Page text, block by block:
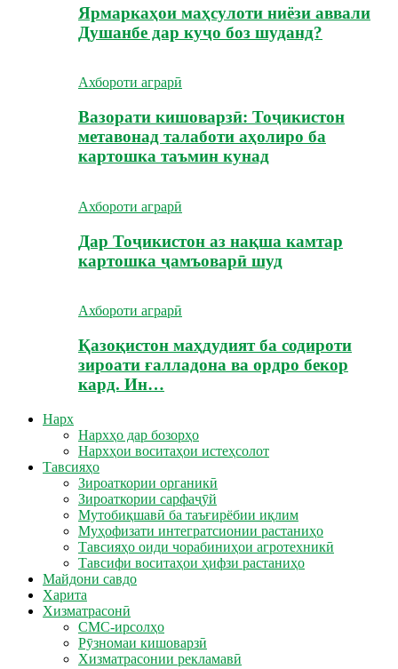
Ярмаркаҳои маҳсулоти ниёзи аввали
Душанбе дар куҷо боз шуданд?
Ахбороти аграрӣ
Вазорати кишоварзӣ: Тоҷикистон
метавонад талаботи аҳолиро ба
картошка таъмин кунад
Ахбороти аграрӣ
Дар Тоҷикистон аз нақша камтар
картошка ҷамъоварӣ шуд
Ахбороти аграрӣ
Қазоқистон маҳдудият ба содироти
зироати ғалладона ва ордро бекор
кард. Ин…
Нарх
Нархҳо дар бозорҳо
Нархҳои воситаҳои истеҳсолот
Тавсияҳо
Зироаткории органикӣ
Зироаткории сарфаҷӯй
Мутобиқшавӣ ба таъғирёбии иқлим
Муҳофизати интегратсионии растаниҳо
Тавсияҳо оиди чорабиниҳои агротехникӣ
Тавсифи воситаҳои ҳифзи растаниҳо
Майдони савдо
Харита
Хизматрасонӣ
СМС-ирсолҳо
Рӯзномаи кишоварзӣ
Хизматрасонии рекламавӣ